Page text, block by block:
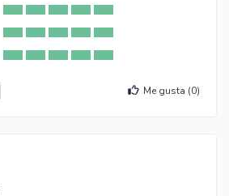
Me gusta (0)